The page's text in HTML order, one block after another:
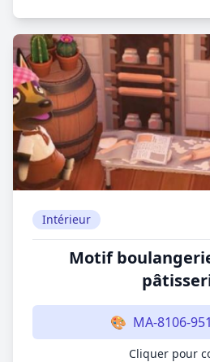
Intérieur
Motif
🎨 MA-8106-
Cliquer pour